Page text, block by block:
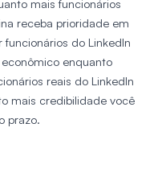
mais funcionários
receba prioridade em
do LinkedIn
enquanto
reais do LinkedIn
mais credibilidade você
prazo.